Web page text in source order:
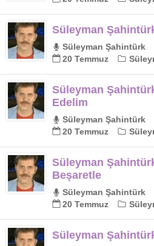
Süleyman
Süleyman Şahintürk
20 Temmuz
Süleyman
Edelim
Süleyman Şahintürk
20 Temmuz
Süleyman
Beşaretle
Süleyman Şahintürk
20 Temmuz
Süleyman